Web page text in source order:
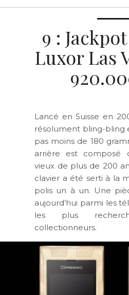
9 :
Luxor Las
Lancé en Suisse en
résolument bling-bling
pas moins de 180
arrière est composé
vieux de plus de 200
clavier a été serti à la
polis un à un. Une
aujourd’hui parmi les
les plus
collectionneurs.